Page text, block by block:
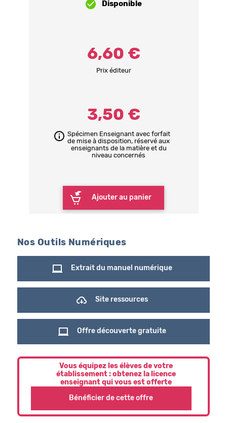
Disponible
Prix éditeur
6,60 €
Spécimen Enseignant avec forfait
de mise à disposition, réservé aux
enseignants de la matière et du
niveau concernés
3,50 €
Ajouter au panier
Nos Outils Numériques
Extrait du manuel numérique
Site ressources
Offre découverte gratuite
Vous équipez les élèves de votre
établissement : obtenez la licence
enseignant qui vous est offerte
Bénéficier de cette offre